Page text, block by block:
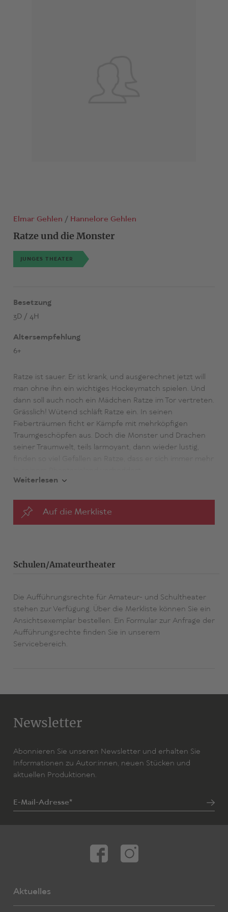
Elmar Gehlen Hannelore Gehlen
Ratze und die Monster
JUNGES THEATER
Besetzung
3D / 4H
Altersempfehlung
6+
Ratze ist sauer. Er ist krank, und ausgerechnet jetzt will
man ohne ihn ein wichtiges Hockeymatch spielen. Und
dann soll auch noch ein Mädchen Ratze im Tor vertreten.
Grässlich! Wütend schläft Ratze ein. In seinen
Fieberträumen ficht er Kämpfe mit mehrköpfigen
Traumgeschöpfen aus. Doch die Monster und Drachen
seiner Traumwelt, teils larmoyant, dann wieder lustig,
finden so viel Gefallen an Ratze, dass er sich immer mehr
Weiterlesen
Auf die Merkliste
Schulen/Amateurtheater
Die Aufführungsrechte für Amateur- und Schultheater
stehen zur Verfügung. Über die Merkliste können Sie ein
Ansichtsexemplar bestellen. Ein Formular zur Anfrage der
Aufführungsrechte finden Sie in unserem
Servicebereich.
Newsletter
Abonnieren Sie unseren Newsletter und erhalten Sie
Informationen zu Autor:innen, neuen Stücken und
aktuellen Produktionen.
E-Mail-Adresse*
Aktuelles